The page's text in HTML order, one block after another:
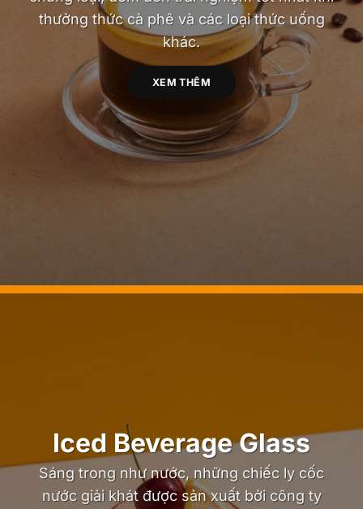
thưởng thức cà phê và các loại thức uống
khác.
XEM THÊM
Iced Beverage Glass
Sáng trong như nước, những chiếc ly cốc
nước giải khát được sản xuất bởi công ty